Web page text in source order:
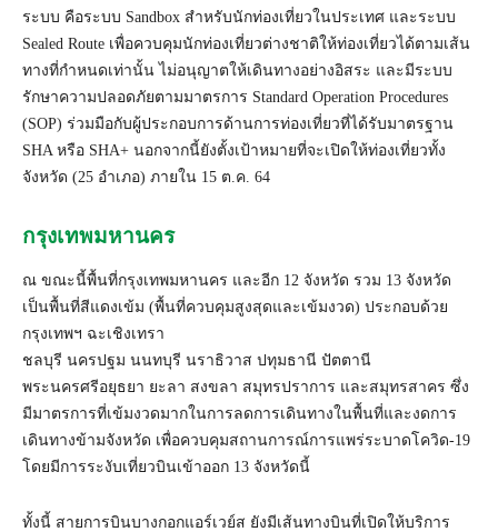
ระบบ คือระบบ Sandbox สำหรับนักท่องเที่ยวในประเทศ และระบบ
Sealed Route เพื่อควบคุมนักท่องเที่ยวต่างชาติให้ท่องเที่ยวได้ตามเส้น
ทางที่กำหนดเท่านั้น ไม่อนุญาตให้เดินทางอย่างอิสระ และมีระบบ
รักษาความปลอดภัยตามมาตรการ Standard Operation Procedures
(SOP) ร่วมมือกับผู้ประกอบการด้านการท่องเที่ยวที่ได้รับมาตรฐาน
SHA หรือ SHA+ นอกจากนี้ยังตั้งเป้าหมายที่จะเปิดให้ท่องเที่ยวทั้ง
จังหวัด (25 อำเภอ) ภายใน 15 ต.ค. 64
กรุงเทพมหานคร
ณ ขณะนี้พื้นที่กรุงเทพมหานคร และอีก 12 จังหวัด รวม 13 จังหวัด
เป็นพื้นที่สีแดงเข้ม (พื้นที่ควบคุมสูงสุดและเข้มงวด) ประกอบด้วย
กรุงเทพฯ ฉะเชิงเทรา
ชลบุรี นครปฐม นนทบุรี นราธิวาส ปทุมธานี ปัตตานี
พระนครศรีอยุธยา ยะลา สงขลา สมุทรปราการ และสมุทรสาคร ซึ่ง
มีมาตรการที่เข้มงวดมากในการลดการเดินทางในพื้นที่และงดการ
เดินทางข้ามจังหวัด เพื่อควบคุมสถานการณ์การแพร่ระบาดโควิด-19
โดยมีการระงับเที่ยวบินเข้าออก 13 จังหวัดนี้
ทั้งนี้ สายการบินบางกอกแอร์เวย์ส ยังมีเส้นทางบินที่เปิดให้บริการ